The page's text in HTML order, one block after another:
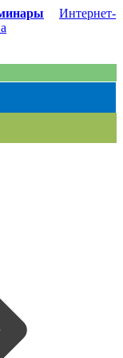
Интернет-